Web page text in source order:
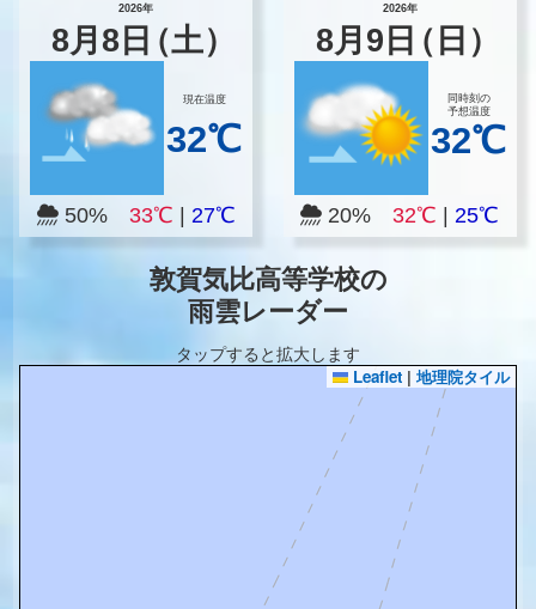
2026年
8月8 日（土）
現在温度
32℃
50% 33℃ 27℃
2026年
8月 9 日（日）
同時刻の
予想温度
32℃
20% 32℃ |25℃
敦賀気比高等学校の
雨雲レーダー
タップすると拡大します
Leaflet | 地理院タイル